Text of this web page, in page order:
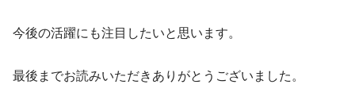
今後の活躍にも注目したいと思います。
最後までお読みいただきありがとうございました。